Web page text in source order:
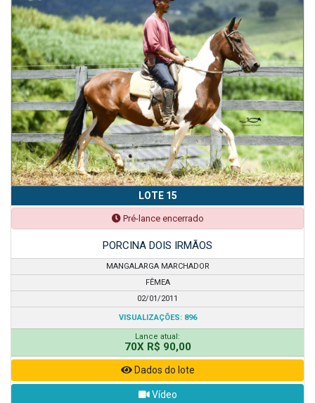
LOTE 15
Pré-lance encerrado
PORCINA DOIS IRMÃOS
MANGALARGA MARCHADOR
FÊMEA
02/01/2011
VISUALIZAÇÕES: 896
Lance atual:
70X R$ 90,00
Dados do lote
Vídeo